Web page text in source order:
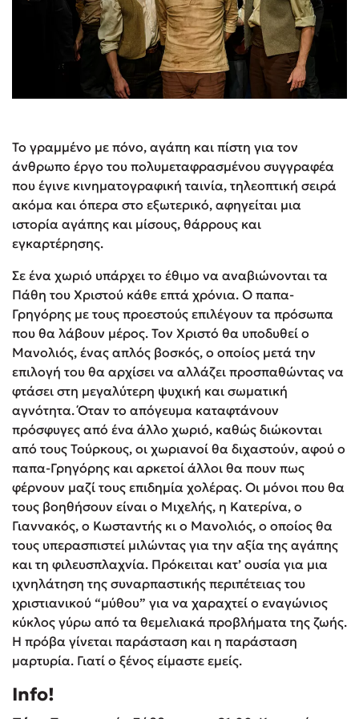
Το γραμμένο με πόνο, αγάπη και πίστη για τον
άνθρωπο έργο του πολυμεταφρασμένου συγγραφέα
που έγινε κινηματογραφική ταινία, τηλεοπτική σειρά
ακόμα και όπερα στο εξωτερικό, αφηγείται μια
ιστορία αγάπης και μίσους, θάρρους και
εγκαρτέρησης.
Σε ένα χωριό υπάρχει το έθιμο να αναβιώνονται τα
Πάθη του Χριστού κάθε επτά χρόνια. Ο παπα-
Γρηγόρης με τους προεστούς επιλέγουν τα πρόσωπα
που θα λάβουν μέρος. Τον Χριστό θα υποδυθεί ο
Μανολιός, ένας απλός βοσκός, ο οποίος μετά την
επιλογή του θα αρχίσει να αλλάζει προσπαθώντας να
φτάσει στη μεγαλύτερη ψυχική και σωματική
αγνότητα. Όταν το απόγευμα καταφτάνουν
πρόσφυγες από ένα άλλο χωριό, καθώς διώκονται
από τους Τούρκους, οι χωριανοί θα διχαστούν, αφού ο
παπα-Γρηγόρης και αρκετοί άλλοι θα πουν πως
φέρνουν μαζί τους επιδημία χολέρας. Οι μόνοι που θα
τους βοηθήσουν είναι ο Μιχελής, η Κατερίνα, ο
Γιαννακός, ο Κωσταντής κι ο Μανολιός, ο οποίος θα
τους υπερασπιστεί μιλώντας για την αξία της αγάπης
και τη φιλευσπλαχνία. Πρόκειται κατ’ ουσία για μια
ιχνηλάτηση της συναρπαστικής περιπέτειας του
χριστιανικού “μύθου” για να χαραχτεί ο εναγώνιος
κύκλος γύρω από τα θεμελιακά προβλήματα της ζωής.
Η πρόβα γίνεται παράσταση και η παράσταση
μαρτυρία. Γιατί ο ξένος είμαστε εμείς.
Info!